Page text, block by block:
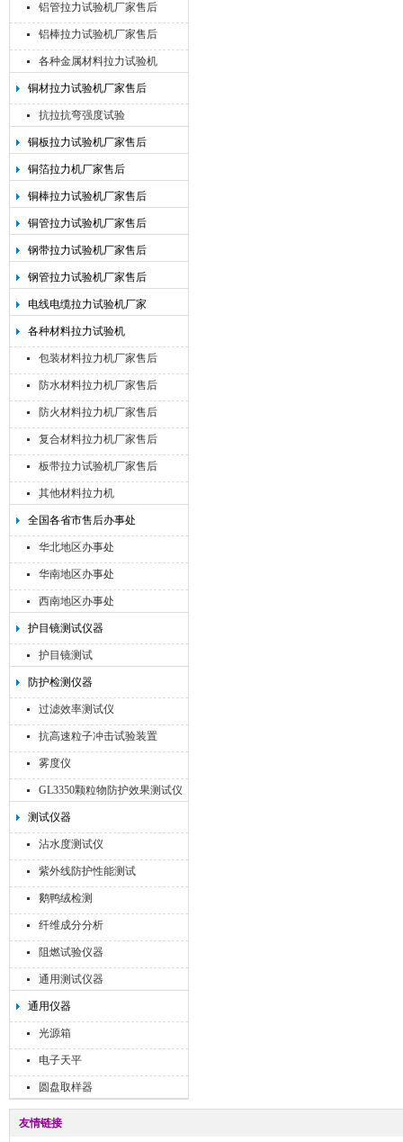
铝管拉力试验机厂家售后
铝棒拉力试验机厂家售后
各种金属材料拉力试验机
铜材拉力试验机厂家售后
抗拉抗弯强度试验
铜板拉力试验机厂家售后
铜箔拉力机厂家售后
铜棒拉力试验机厂家售后
铜管拉力试验机厂家售后
钢带拉力试验机厂家售后
钢管拉力试验机厂家售后
电线电缆拉力试验机厂家
各种材料拉力试验机
包装材料拉力机厂家售后
防水材料拉力机厂家售后
防火材料拉力机厂家售后
复合材料拉力机厂家售后
板带拉力试验机厂家售后
其他材料拉力机
全国各省市售后办事处
华北地区办事处
华南地区办事处
西南地区办事处
护目镜测试仪器
护目镜测试
防护检测仪器
过滤效率测试仪
抗高速粒子冲击试验装置
雾度仪
GL3350颗粒物防护效果测试仪
测试仪器
沾水度测试仪
紫外线防护性能测试
鹅鸭绒检测
纤维成分分析
阻燃试验仪器
通用测试仪器
通用仪器
光源箱
电子天平
圆盘取样器
友情链接